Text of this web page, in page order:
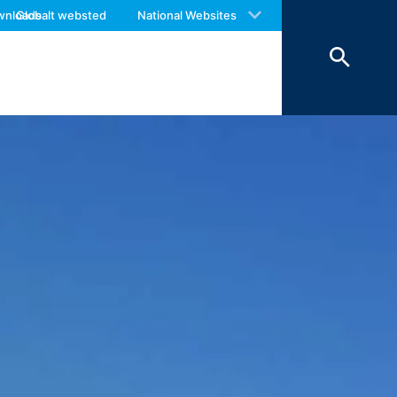
Globalt websted National Websites
videregivelse til tredjepart. Vi
uden for Det Europæiske
giver dig mulighed for at analysere
again should you find necessary.